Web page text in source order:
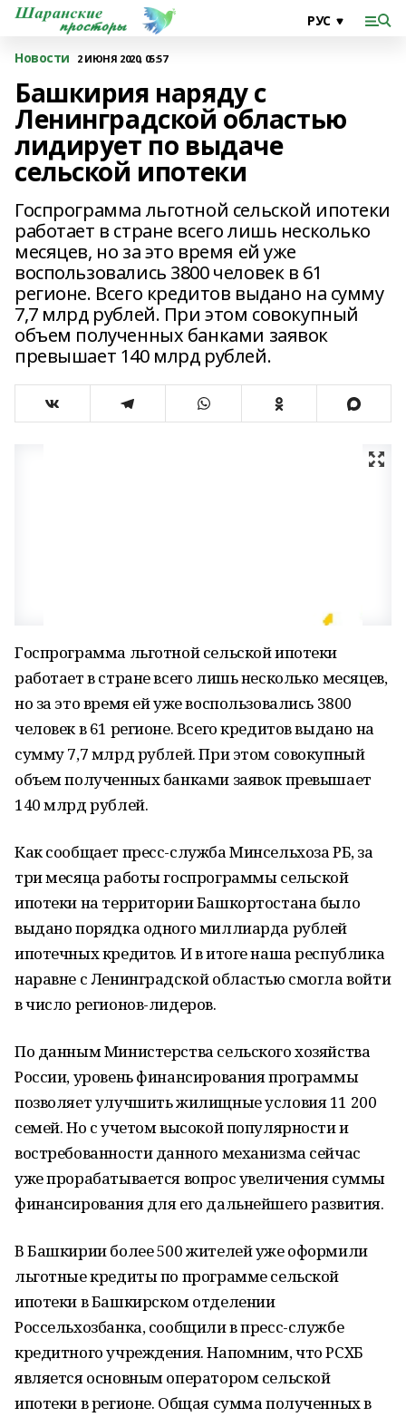
Новости 2 ИЮНЯ 2020, 05:57
Башкирия наряду с
Ленинградской областью
лидирует по выдаче
сельской ипотеки
Госпрограмма льготной сельской ипотеки
работает в стране всего лишь несколько
месяцев, но за это время ей уже
воспользовались 3800 человек в 61
регионе. Всего кредитов выдано на сумму
7,7 млрд рублей. При этом совокупный
объем полученных банками заявок
превышает 140 млрд рублей.
Госпрограмма льготной сельской ипотеки
работает в стране всего лишь несколько месяцев,
но за это время ей уже воспользовались 3800
человек в 61 регионе. Всего кредитов выдано на
сумму 7,7 млрд рублей. При этом совокупный
объем полученных банками заявок превышает
140 млрд рублей.
Как сообщает пресс-служба Минсельхоза РБ, за
три месяца работы госпрограммы сельской
ипотеки на территории Башкортостана было
выдано порядка одного миллиарда рублей
ипотечных кредитов. И в итоге наша республика
наравне с Ленинградской областью смогла войти
в число регионов-лидеров.
По данным Министерства сельского хозяйства
России, уровень финансирования программы
позволяет улучшить жилищные условия 11 200
семей. Но с учетом высокой популярности и
востребованности данного механизма сейчас
уже прорабатывается вопрос увеличения суммы
финансирования для его дальнейшего развития.
В Башкирии более 500 жителей уже оформили
льготные кредиты по программе сельской
ипотеки в Башкирском отделении
Россельхозбанка, сообщили в пресс-службе
кредитного учреждения. Напомним, что РСХБ
является основным оператором сельской
ипотеки в регионе. Общая сумма полученных в